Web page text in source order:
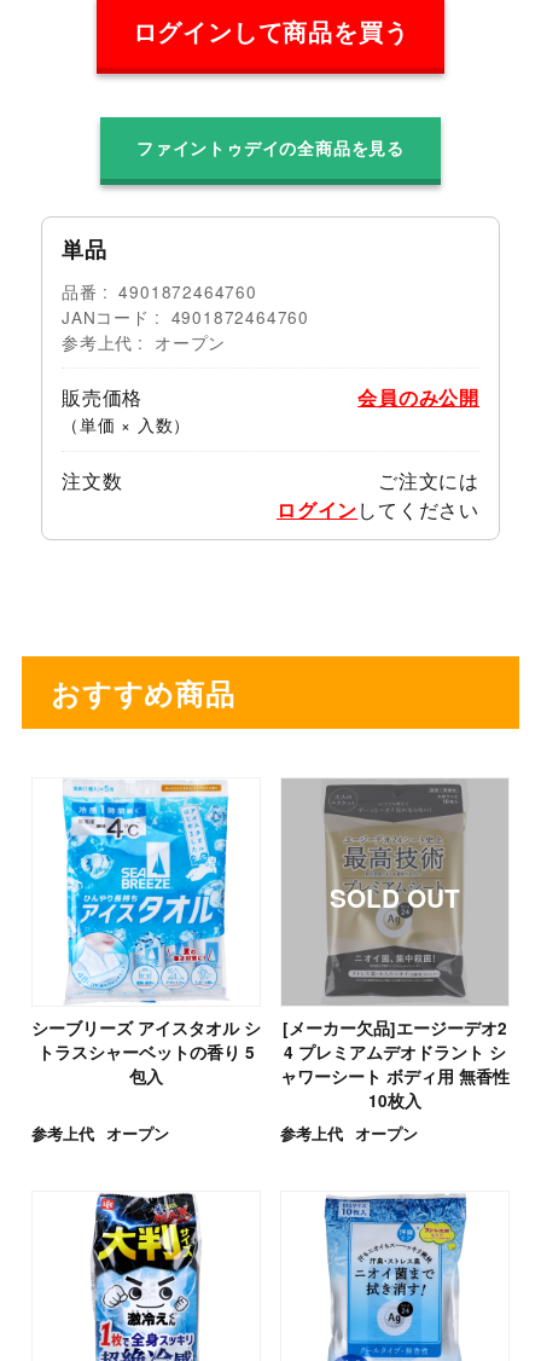
ログインして商品を買う
ファイントゥデイの全商品を見る
単品
品番
4901872464760
JANコード
4901872464760
参考上代
オープン
販売価格
（単価 × 入数）
会員のみ公開
注文数
ご注文には
ログインしてください
おすすめ商品
シーブリーズ アイスタオル シ
トラスシャーベットの香り 5
包入
参考上代 オープン
[メーカー欠品]エージーデオ2
4 プレミアムデオドラント シ
ャワーシート ボディ用 無香性
10枚入
参考上代 オープン